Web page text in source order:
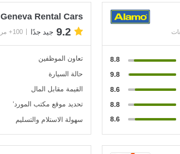
8.8
9.8
8.6
8.8
8.6
Geneva Rental Cars
9.2 جيد جدًا 100+ مراجعات
تعاون الموظفين
حالة السيارة
القيمة مقابل المال
تحديد موقع مكتب المورد’
سهولة الاستلام والتسليم